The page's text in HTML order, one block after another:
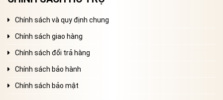
Chính sách và quy định chung
Chính sách giao hàng
Chính sách đổi trả hàng
Chính sách bảo hành
Chính sách bảo mật